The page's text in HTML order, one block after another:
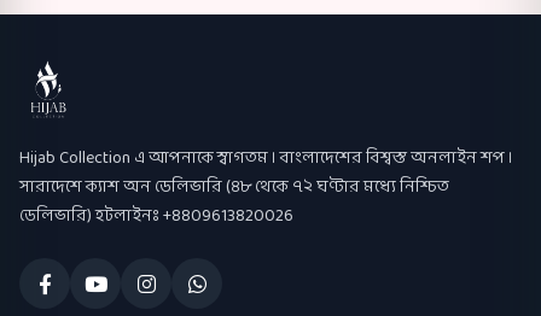
Hijab Collection
Hijab Collection এ আপনাকে স্বাগতম । বাংলাদেশের বিশ্বস্ত অনলাইন শপ ।
সারাদেশে ক্যাশ অন ডেলিভারি (৪৮ থেকে ৭২ ঘণ্টার মধ্যে নিশ্চিত
ডেলিভারি) হটলাইনঃ +8809613820026